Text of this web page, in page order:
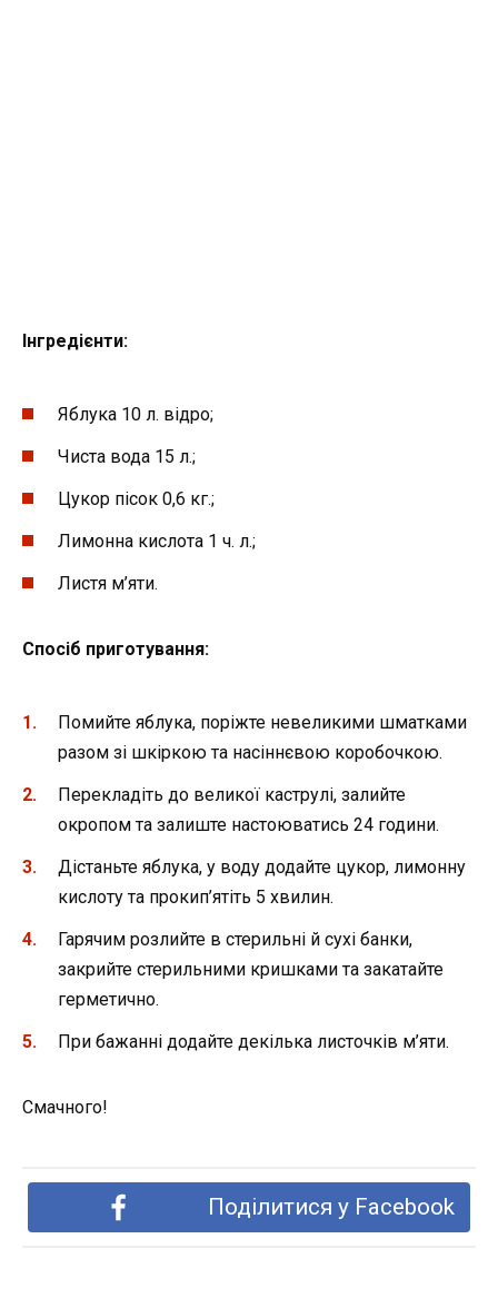
Інгредієнти:
Яблука 10 л. відро;
Чиста вода 15 л.;
Цукор пісок 0,6 кг.;
Лимонна кислота 1 ч. л.;
Листя м’яти.
Спосіб приготування:
Помийте яблука, поріжте невеликими шматками
разом зі шкіркою та насіннєвою коробочкою.
Перекладіть до великої каструлі, залийте
окропом та залиште настоюватись 24 години.
Дістаньте яблука, у воду додайте цукор, лимонну
кислоту та прокип’ятіть 5 хвилин.
Гарячим розлийте в стерильні й сухі банки,
закрийте стерильними кришками та закатайте
герметично.
При бажанні додайте декілька листочків м’яти.
Смачного!
Поділитися у Facebook